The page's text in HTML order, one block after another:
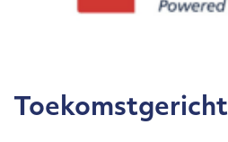
Toekomstgericht